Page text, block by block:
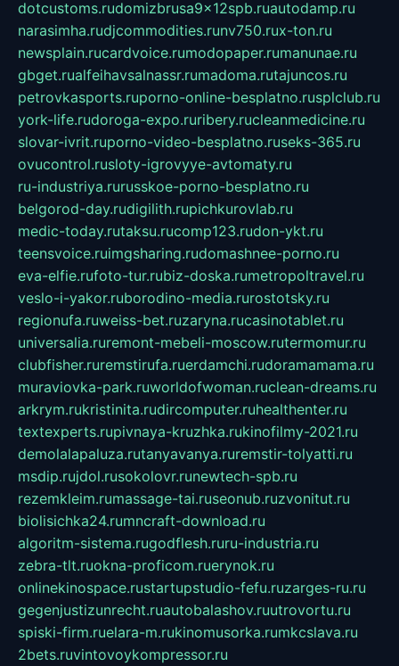
dotcustoms.rudomizbrusa9x12spb.ruautodamp.ru
narasimha.rudjcommodities.runv750.rux-ton.ru
newsplain.rucardvoice.rumodopaper.rumanunae.ru
gbget.rualfeihavsalnassr.rumadoma.rutajuncos.ru
petrovkasports.ruporno-online-besplatno.rusplclub.ru
york-life.rudoroga-expo.ruribery.rucleanmedicine.ru
slovar-ivrit.ruporno-video-besplatno.ruseks-365.ru
ovucontrol.rusloty-igrovyye-avtomaty.ru
ru-industriya.rurusskoe-porno-besplatno.ru
belgorod-day.rudigilith.rupichkurovlab.ru
medic-today.rutaksu.rucomp123.rudon-ykt.ru
teensvoice.ruimgsharing.rudomashnee-porno.ru
eva-elfie.rufoto-tur.rubiz-doska.rumetropoltravel.ru
veslo-i-yakor.ruborodino-media.rurostotsky.ru
regionufa.ruweiss-bet.ruzaryna.rucasinotablet.ru
universalia.ruremont-mebeli-moscow.rutermomur.ru
clubfisher.ruremstirufa.ruerdamchi.rudoramamama.ru
muraviovka-park.ruworldofwoman.ruclean-dreams.ru
arkrym.rukristinita.rudircomputer.ruhealthenter.ru
textexperts.rupivnaya-kruzhka.rukinofilmy-2021.ru
demolalapaluza.rutanyavanya.ruremstir-tolyatti.ru
msdip.rujdol.rusokolovr.runewtech-spb.ru
rezemkleim.rumassage-tai.ruseonub.ruzvonitut.ru
biolisichka24.rumncraft-download.ru
algoritm-sistema.rugodflesh.ruru-industria.ru
zebra-tlt.ruokna-proficom.ruerynok.ru
onlinekinospace.rustartupstudio-fefu.ruzarges-ru.ru
gegenjustizunrecht.ruautobalashov.ruutrovortu.ru
spiski-firm.ruelara-m.rukinomusorka.rumkcslava.ru
2bets.ruvintovoykompressor.ru